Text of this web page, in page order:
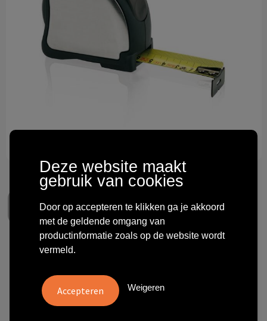
Technologie & gadgets
Themageschenken
Bedrukte Rolmaat 5m/25mm –
Roestvrijstalen Kast met
Rubberen Grip
Deze website maakt
gebruik van cookies
Door op accepteren te klikken ga je akkoord
met de geldende omgang van
productinformatie zoals op de website wordt
vermeld.
Weigeren